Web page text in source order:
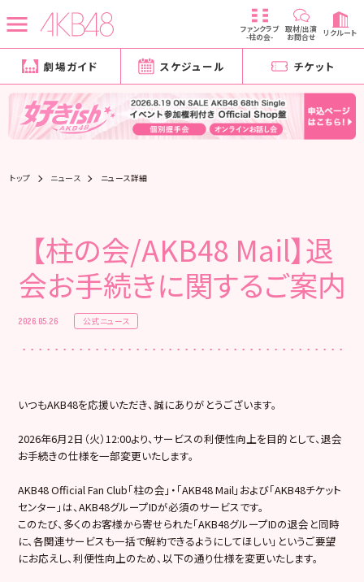
ファンクラブ
-柱の会-
取材/出演
お問合せ リクルート
劇場ガイド スケジュール チケット
トップ ニュース ニュース詳細
【柱の会/AKB48 Mail】退
会お手続きに関するご案内
2026.05.26 公式ニュース
いつもAKB48を応援いただき、誠にありがとうございます。
2026年6月2日（火）12:00より、サービスの利便性向上を目的として、退会
お手続きの仕様を一部変更いたします。
AKB48 Official Fan Club「柱の会」・「AKB48 Mail」および「AKB48チケット
センター」は、AKB48グループIDが必須のサービスです。
このたび、多くのお客様から寄せられた「AKB48グループIDの退会と同時
に、各関連サービスも一括で解約できるようにしてほしい」というご要望
にお応えし、利便性向上のため、以下の通り仕様を変更いたします。